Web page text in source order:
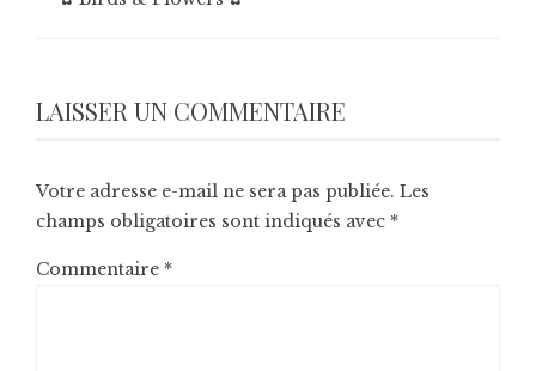
LAISSER UN COMMENTAIRE
Votre adresse e-mail ne sera pas publiée. Les
champs obligatoires sont indiqués avec *
Commentaire *